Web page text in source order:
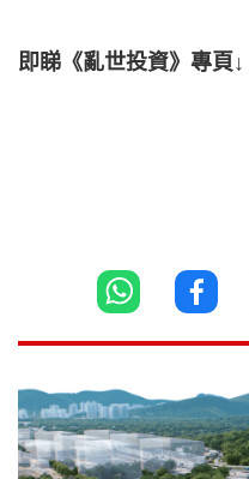
即睇《亂世投資》專頁↓